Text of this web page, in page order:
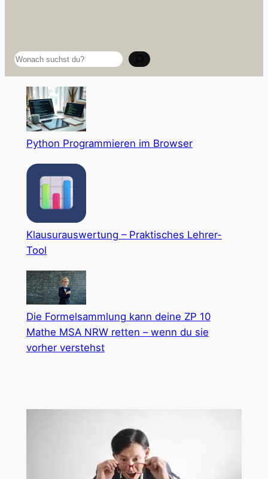
Suchen
Python Programmieren im Browser
Klausurauswertung – Praktisches Lehrer-
Tool
Die Formelsammlung kann deine ZP 10
Mathe MSA NRW retten – wenn du sie
vorher verstehst